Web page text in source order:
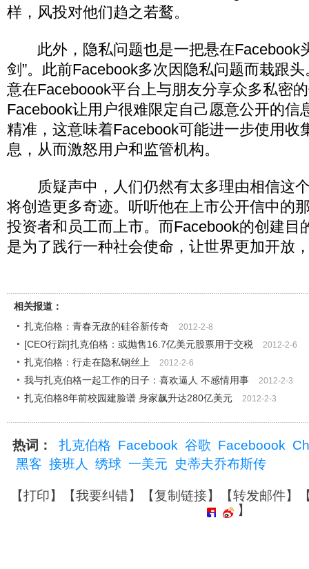
样，风投对他们趋之若鹜。
此外，隐私问题也是一把悬在Facebook
剑”。此前Facebook多次因隐私问题而栽跟
意在Faceboook平台上与朋友分享众多私密
Facebook让用户很难限定自己愿意公开的信
精准，这意味着Facebook可能进一步使用收
息，从而激怒用户和监管机构。
质疑声中，人们仍然有太多理由相信这
将创造更多奇迹。听听他在上市公开信中的
投资者和员工而上市。而Facebook的创建目
是为了践行一种社会使命，让世界更加开放
相关报道：
扎克伯格：青春无敌的硅谷新传奇
2012-2-8
[CEO行踪]扎克伯格：或抛售16.7亿美元股票用于交税 2012-2-6
扎克伯格：行走在隐私钢丝上 2012-2-6
我与扎克伯格一起工作的日子：喜欢逼人 不感情用事 2012-2-3
扎克伯格8年前校园建脸谱 身家飙升达280亿美元 2012-2-3
热词： 扎克伯格 Facebook 谷歌 Faceboook
黑客 接班人 绣球 一美元 史蒂夫乔布斯传
【打印】【我要纠错】【复制链接】【转发邮件】
】